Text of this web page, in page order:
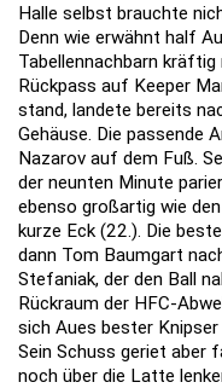
Halle selbst brauchte
Denn wie erwähnt half
Tabellennachbarn
Rückpass auf Keeper
stand, landete bereits
Gehäuse. Die passende
Nazarov auf dem Fuß.
der neunten Minute
ebenso großartig wie
kurze Eck (22.). Die
dann Tom Baumgart
Stefaniak, der den Ball
Rückraum der HFC-
sich Aues bester
Sein Schuss geriet aber
noch über die Latte